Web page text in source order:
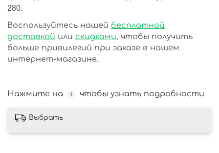
280.
Воспользуйтесь нашей бесплатной
доставкой или скидками, чтобы получить
больше привилегий при заказе в нашем
интернет-магазине.
Нажмите на чтобы узнать подробности
Выбрать